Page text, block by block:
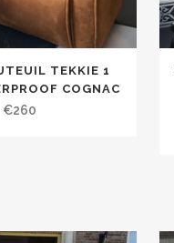
TEKKIE 1
COGNAC
€260